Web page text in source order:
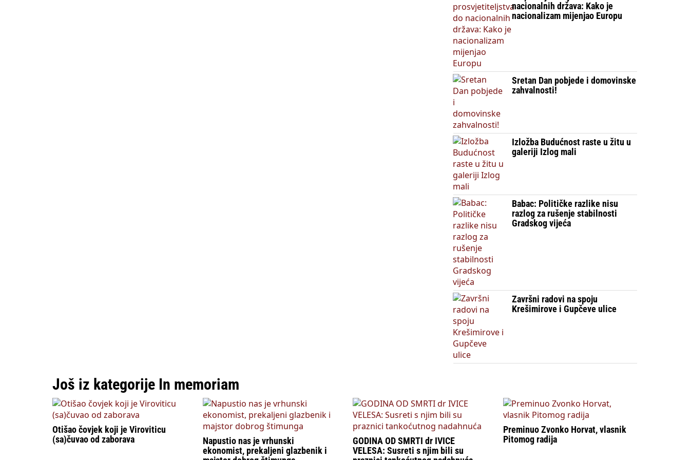
nacionalnih država: Kako je
nacionalizam mijenjao Europu
Sretan Dan pobjede i domovinske
zahvalnosti!
Izložba Budućnost raste u žitu u
galeriji Izlog mali
Babac: Političke razlike nisu
razlog za rušenje stabilnosti
Gradskog vijeća
Završni radovi na spoju
Krešimirove i Gupčeve ulice
Još iz kategorije In memoriam
Otišao čovjek koji je Viroviticu
(sa)čuvao od zaborava
Napustio nas je vrhunski
ekonomist, prekaljeni glazbenik i
GODINA OD SMRTI dr IVICE
VELESA: Susreti s njim bili su
Preminuo Zvonko Horvat, vlasnik
Pitomog radija